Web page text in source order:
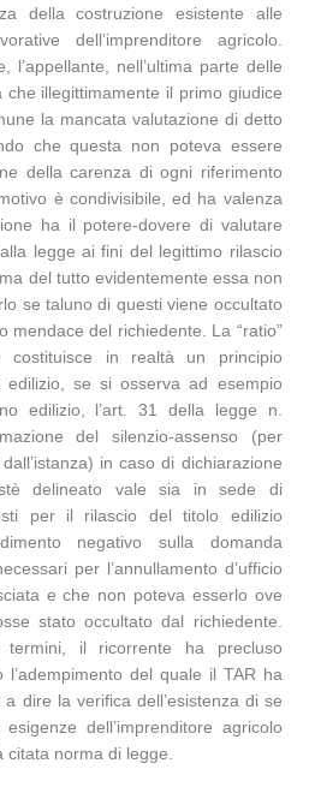
della costruzione esistente alle
dell’imprenditore agricolo.
l’appellante, nell’ultima parte delle
illegittimamente il primo giudice
la mancata valutazione di detto
che questa non poteva essere
della carenza di ogni riferimento
è condivisibile, ed ha valenza
ha il potere-dovere di valutare
legge ai fini del legittimo rilascio
del tutto evidentemente essa non
se taluno di questi viene occultato
mendace del richiedente. La “ratio”
costituisce in realtà un principio
edilizio, se si osserva ad esempio
edilizio, l’art. 31 della legge n.
del silenzio-assenso (per
in caso di dichiarazione
delineato vale sia in sede di
per il rilascio del titolo edilizio
negativo sulla domanda
per l’annullamento d’ufficio
e che non poteva esserlo ove
stato occultato dal richiedente.
il ricorrente ha precluso
l’adempimento del quale il TAR ha
dire la verifica dell’esistenza di se
dell’imprenditore agricolo
norma di legge.